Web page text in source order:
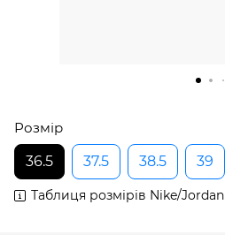
Розмір
36.5
37.5 38.5 39
Таблиця розмірів Nike/Jordan